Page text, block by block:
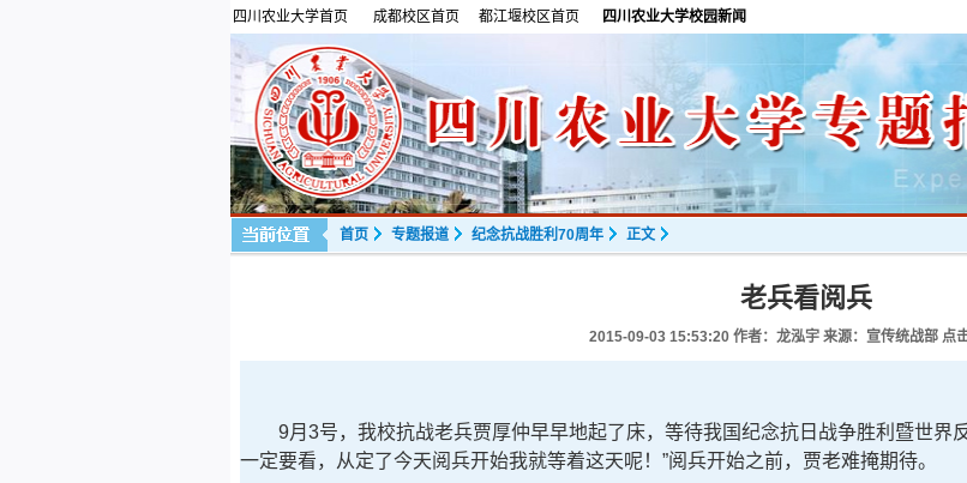
四川农业大学首页 成都校区首页 都江堰校区首页 四川农业大学校园新闻
首页 专题报道 纪念抗战胜利70周年 正文
老兵看阅兵
2015-09-03 15:53:20作者：龙泓宇 来源：宣传统战部 点击
9月3号，我校抗战老兵贾厚仲早早地起了床，等待我国纪念抗日战争胜利暨世界
一定要看，从定了今天阅兵开始我就等着这天呢！”阅兵开始之前，贾老难掩期待。